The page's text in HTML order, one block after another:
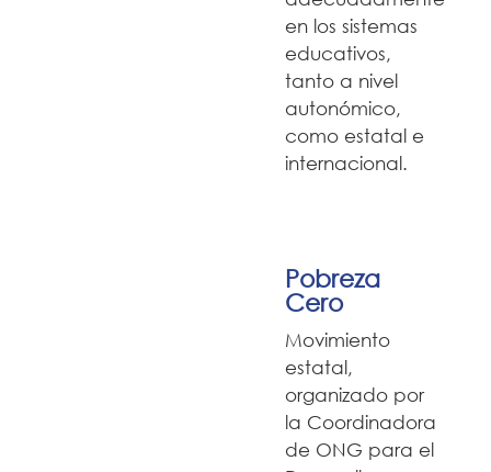
en los sistemas
educativos,
tanto a nivel
autonómico,
como estatal e
internacional.
Pobreza
Cero
Movimiento
estatal,
organizado por
la Coordinadora
de ONG para el